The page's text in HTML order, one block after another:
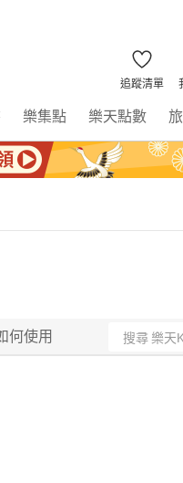
追蹤清單
樂集點 樂天點數
何使用